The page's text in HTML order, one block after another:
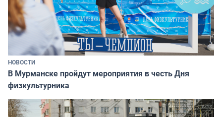
НОВОСТИ
В Мурманске пройдут мероприятия в честь Дня
физкультурника